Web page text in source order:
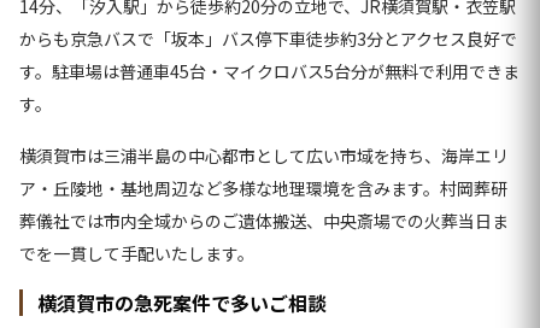
14分、「汐入駅」から徒歩約20分の立地で、JR横須賀駅・衣笠駅
からも京急バスで「坂本」バス停下車徒歩約3分とアクセス良好で
す。駐車場は普通車45台・マイクロバス5台分が無料で利用できま
す。
横須賀市は三浦半島の中心都市として広い市域を持ち、海岸エリ
ア・丘陵地・基地周辺など多様な地理環境を含みます。村岡葬研
葬儀社では市内全域からのご遺体搬送、中央斎場での火葬当日ま
でを一貫して手配いたします。
横須賀市の急死案件で多いご相談